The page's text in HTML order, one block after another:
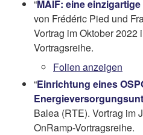
“MAIF: eine
von Frédéric Pied und
Vortrag im Oktober 2022
Vortragsreihe.
Folien anzeigen
“Einrichtung eines
Balea (RTE). Vortrag im
OnRamp-Vortragsreihe.